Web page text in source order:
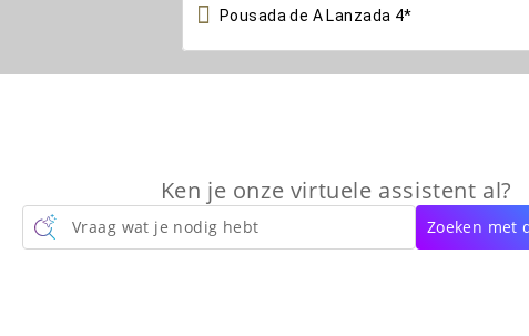

Ken je onze virtuele assistent al?
Vraag wat je nodig hebt Zoeken met